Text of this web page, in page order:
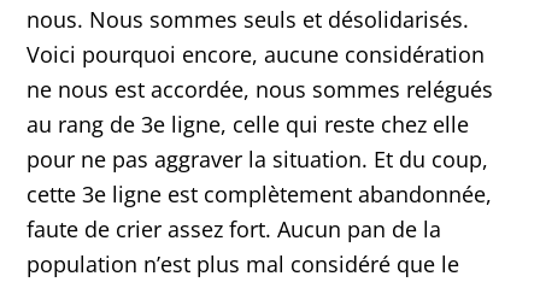
nous. Nous sommes seuls et désolidarisés.
Voici pourquoi encore, aucune considération
ne nous est accordée, nous sommes relégués
au rang de 3e ligne, celle qui reste chez elle
pour ne pas aggraver la situation. Et du coup,
cette 3e ligne est complètement abandonnée,
faute de crier assez fort. Aucun pan de la
population n’est plus mal considéré que le